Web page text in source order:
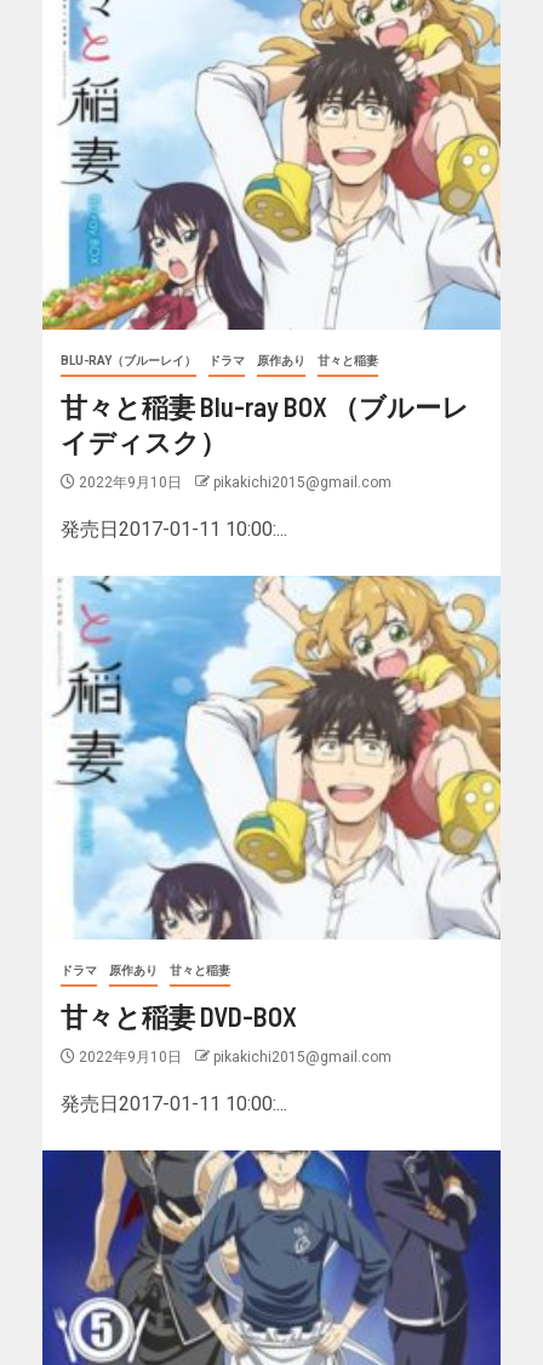
BLU-RAY（ブルーレイ） ドラマ 原作あり 甘々と稲妻
甘々と稲妻 Blu-ray BOX （ブルーレ
イディスク）
2022年9月10日 pikakichi2015@gmail.com
発売日2017-01-11 10:00:...
ドラマ 原作あり 甘々と稲妻
甘々と稲妻 DVD-BOX
2022年9月10日 pikakichi2015@gmail.com
発売日2017-01-11 10:00:...